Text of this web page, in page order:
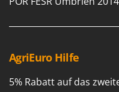
T
Intec
Iseki
Italyco
AgriEuro Hilfe
5% Rabatt auf das